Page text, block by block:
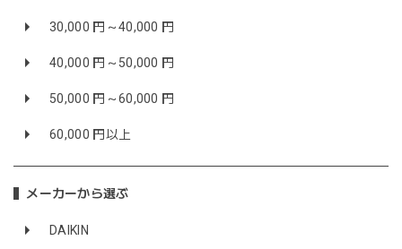
30,000 円～40,000 円
40,000 円～50,000 円
50,000 円～60,000 円
60,000 円以上
メーカーから選ぶ
DAIKIN